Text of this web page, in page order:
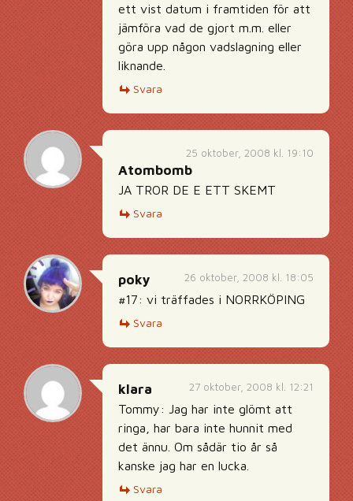
ett vist datum i framtiden för att
jämföra vad de gjort m.m. eller
göra upp någon vadslagning eller
liknande.
Svara
25 oktober, 2008 kl. 19:10
Atombomb
JA TROR DE E ETT SKEMT
Svara
26 oktober, 2008 kl. 18:05
poky
#17: vi träffades i NORRKÖPING
Svara
27 oktober, 2008 kl. 12:21
klara
Tommy: Jag har inte glömt att
ringa, har bara inte hunnit med
det ännu. Om sådär tio år så
kanske jag har en lucka.
Svara